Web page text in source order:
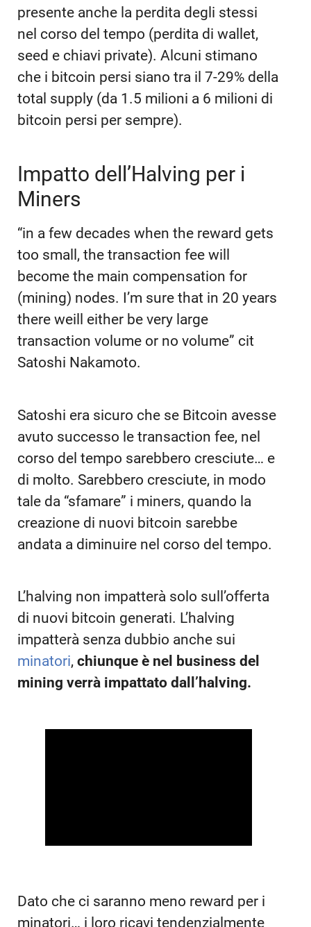
presente anche la perdita degli stessi
nel corso del tempo (perdita di wallet,
seed e chiavi private). Alcuni stimano
che i bitcoin persi siano tra il 7-29% della
total supply (da 1.5 milioni a 6 milioni di
bitcoin persi per sempre).
Impatto dell’Halving per i
Miners
“in a few decades when the reward gets
too small, the transaction fee will
become the main compensation for
(mining) nodes. I’m sure that in 20 years
there weill either be very large
transaction volume or no volume” cit
Satoshi Nakamoto.
Satoshi era sicuro che se Bitcoin avesse
avuto successo le transaction fee, nel
corso del tempo sarebbero cresciute… e
di molto. Sarebbero cresciute, in modo
tale da “sfamare” i miners, quando la
creazione di nuovi bitcoin sarebbe
andata a diminuire nel corso del tempo.
L’halving non impatterà solo sull’offerta
di nuovi bitcoin generati. L’halving
impatterà senza dubbio anche sui
minatori, chiunque è nel business del
mining verrà impattato dall’halving.
Dato che ci saranno meno reward per i
minatori… i loro ricavi tendenzialmente